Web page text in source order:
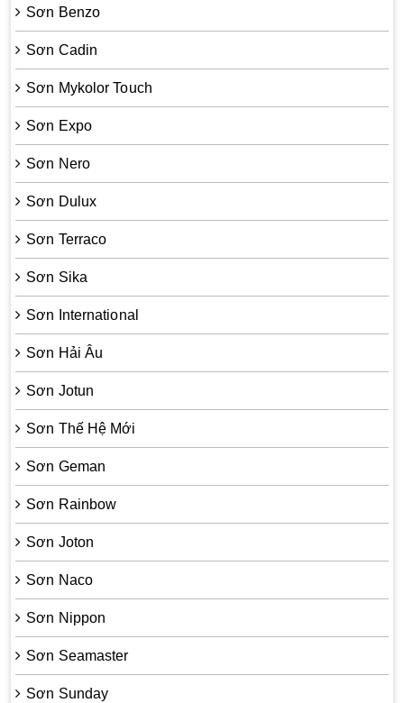
Sơn Benzo
Sơn Cadin
Sơn Mykolor Touch
Sơn Expo
Sơn Nero
Sơn Dulux
Sơn Terraco
Sơn Sika
Sơn International
Sơn Hải Âu
Sơn Jotun
Sơn Thế Hệ Mới
Sơn Geman
Sơn Rainbow
Sơn Joton
Sơn Naco
Sơn Nippon
Sơn Seamaster
Sơn Sunday